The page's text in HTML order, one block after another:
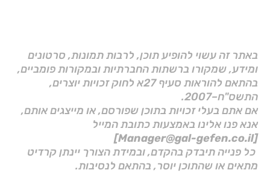
באתר זה עשוי להופיע תוכן, לרבות תמונות, סרטונים
ומידע, שמקורו ברשתות החברתיות ובמקורות פומביים,
בהתאם להוראות סעיף 27א לחוק זכויות יוצרים,
התשס"ח–2007.
אם אתם בעלי זכויות בתוכן שפורסם, או מייצגים אותם,
אנא פנו אלינו באמצעות כתובת המייל
[Manager@gal-gefen.co.il]
כל פנייה תיבדק בהקדם, ובמידת הצורך יינתן קרדיט
מתאים או שהתוכן יוסר, בהתאם לנסיבות.